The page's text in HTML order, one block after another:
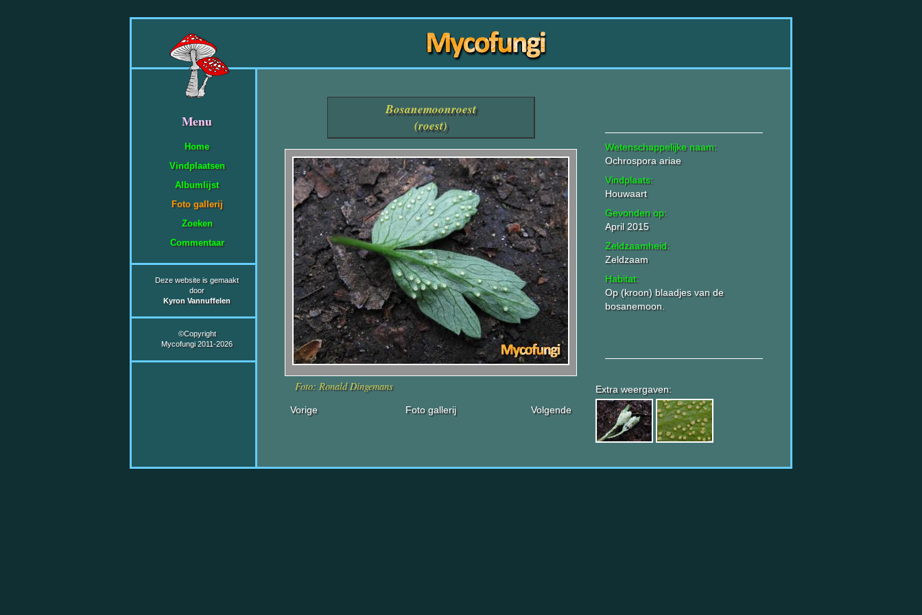
Menu
Home
Vindplaatsen
Albumlijst
Foto gallerij
Zoeken
Commentaar
Deze website is gemaakt
door
Kyron Vannuffelen
©Copyright
Mycofungi 2011-2026
Bosanemoonroest
(roest)
Wetenschappelijke naam:
Ochrospora ariae
Vindplaats:
Houwaart
Gevonden op:
April 2015
Zeldzaamheid:
Zeldzaam
Habitat:
Op (kroon) blaadjes van de
bosanemoon.
Extra weergaven:
Foto: Ronald Dingemans
Volgende
Vorige Foto gallerij